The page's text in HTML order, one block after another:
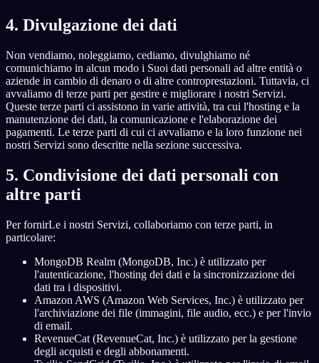
4. Divulgazione dei dati
Non vendiamo, noleggiamo, cediamo, divulghiamo né
comunichiamo in alcun modo i Suoi dati personali ad altre entità o
aziende in cambio di denaro o di altre controprestazioni. Tuttavia, ci
avvaliamo di terze parti per gestire e migliorare i nostri Servizi.
Queste terze parti ci assistono in varie attività, tra cui l'hosting e la
manutenzione dei dati, la comunicazione e l'elaborazione dei
pagamenti. Le terze parti di cui ci avvaliamo e la loro funzione nei
nostri Servizi sono descritte nella sezione successiva.
5. Condivisione dei dati personali con
altre parti
Per fornirLe i nostri Servizi, collaboriamo con terze parti, in
particolare:
MongoDB Realm (MongoDB, Inc.) è utilizzato per
l'autenticazione, l'hosting dei dati e la sincronizzazione dei
dati tra i dispositivi.
Amazon AWS (Amazon Web Services, Inc.) è utilizzato per
l'archiviazione dei file (immagini, file audio, ecc.) e per l'invio
di email.
RevenueCat (RevenueCat, Inc.) è utilizzato per la gestione
degli acquisti e degli abbonamenti.